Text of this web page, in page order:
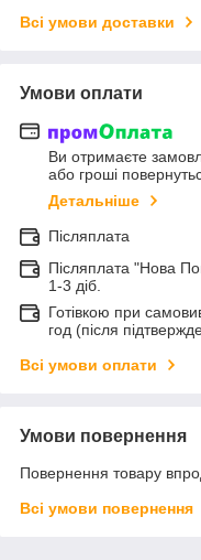
Всі умови доставки
Умови оплати
Ви отримаєте
або гроші
Детальніше
Післяплата
Післяплата "Нова
1-3 діб.
Готівкою при
год (після
Всі умови оплати
Умови повернення
Повернення товару
Всі умови повернення